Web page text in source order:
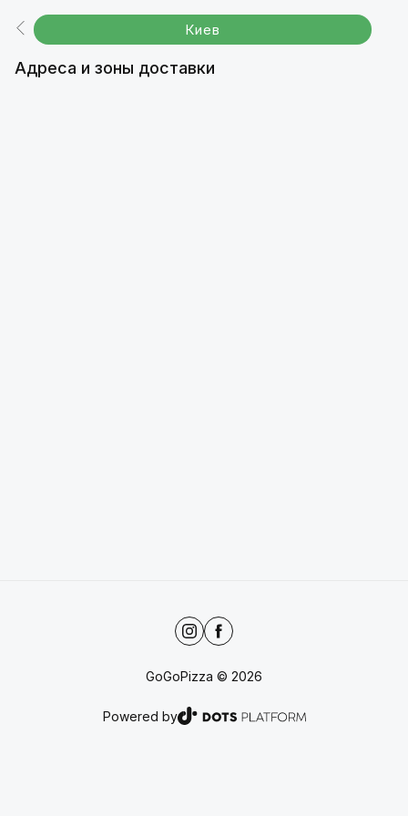
Киев
Адреса и зоны доставки
GoGoPizza © 2026
Powered by